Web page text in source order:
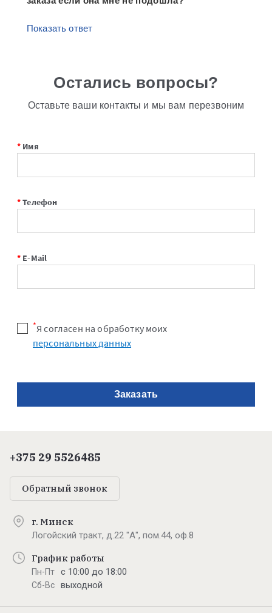
Показать ответ
Остались вопросы?
Оставьте ваши контакты и мы вам перезвоним
* Имя
*Телефон
* E-Mail
Заказать
*Я согласен на обработку моих
персональных данных
+375 29 5526485
Обратный звонок
г. Минск
Логойский тракт, д.22 "А", пом.44, оф.8
График работы
Пн-Пт с 10:00 до 18:00
Сб-Вс выходной